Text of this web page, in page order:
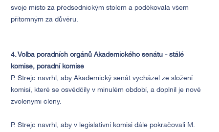
svoje místo za předsednickým stolem a poděkovala všem
přítomným za důvěru.
4. Volba poradních orgánů Akademického senátu - stálé
komise, poradní komise
P. Strejc navrhl, aby Akademický senát vycházel ze složení
komisí, které se osvědčily v minulém období, a doplnil je nově
zvolenými členy.
P. Strejc navrhl, aby v legislativní komisi dále pokračovali M.